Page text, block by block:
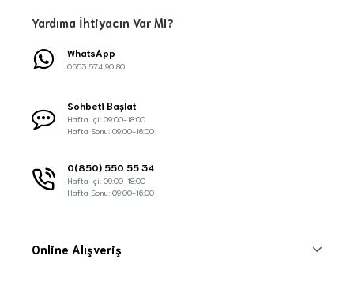
Yardıma İhtiyacın Var MI?
WhatsApp
0553 574 90 80
Sohbeti Başlat
Hafta İçi: 09:00-18:00
Hafta Sonu: 09:00-16:00
0(850) 550 55 34
Hafta İçi: 09:00-18:00
Hafta Sonu: 09:00-16:00
Online Alışveriş